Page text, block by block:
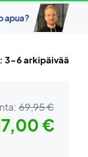
apua?
3-6 arkipäivää
69,95 €
€